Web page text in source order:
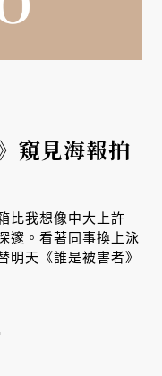
窺見海報拍
比我想像中大上許
邃。看著同事換上泳
明天《誰是被害者》